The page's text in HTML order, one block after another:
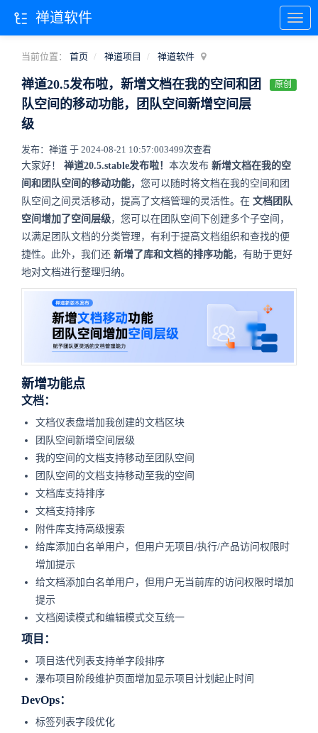
当前位置： 首页 禅道项目 禅道软件
禅道20.5发布啦，新增文档在我的空间和团
队空间的移动功能，团队空间新增空间层
级
原创
发布：禅道 于 2024-08-21 10:57:003499次查看
大家好！ 禅道20.5.stable发布啦！ 本次发布 新增文档在我的空
间和团队空间的移动功能， 您可以随时将文档在我的空间和团
队空间之间灵活移动，提高了文档管理的灵活性。在 文档团队
空间增加了空间层级，您可以在团队空间下创建多个子空间，
以满足团队文档的分类管理，有利于提高文档组织和查找的便
捷性。此外，我们还 新增了库和文档的排序功能，有助于更好
地对文档进行整理归纳。
新增功能点
文档：
文档仪表盘增加我创建的文档区块
团队空间新增空间层级
我的空间的文档支持移动至团队空间
团队空间的文档支持移动至我的空间
文档库支持排序
文档支持排序
附件库支持高级搜索
给库添加白名单用户，但用户无项目/执行/产品访问权限时
增加提示
给文档添加白名单用户，但用户无当前库的访问权限时增加
提示
文档阅读模式和编辑模式交互统一
项目：
项目迭代列表支持单字段排序
瀑布项目阶段维护页面增加显示项目计划起止时间
DevOps：
标签列表字段优化
禅道软件